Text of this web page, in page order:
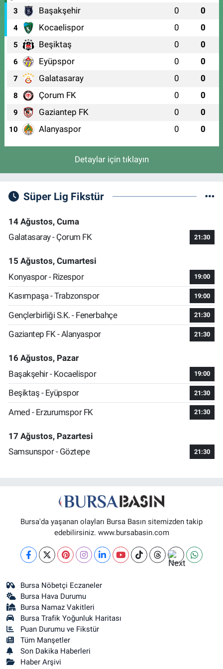
ARİTMİ OSMANGAZİ HASTANESİ ACİL YANI)
0 (224) 251 33 44
3 Başakşehir 0 0
4 Kocaelispor 0 0
5 Beşiktaş 0 0
6 Eyüpspor 0 0
7 Galatasaray 0 0
8 Çorum FK 0 0
9 Gaziantep FK 0 0
10 Alanyaspor 0 0
Detaylar için tıklayın
Süper Lig Fikstür
14 Ağustos, Cuma
Galatasaray - Çorum FK
21:30
15 Ağustos, Cumartesi
Konyaspor - Rizespor
19:00
Kasımpaşa - Trabzonspor 19:00
Gençlerbirliği S.K. - Fenerbahçe 21:30
Gaziantep FK - Alanyaspor 21:30
16 Ağustos, Pazar
Başakşehir - Kocaelispor
19:00
Beşiktaş - Eyüpspor 21:30
Amed - Erzurumspor FK 21:30
17 Ağustos, Pazartesi
Samsunspor - Göztepe
21:30
Bursa'da yaşanan olayları Bursa Basın sitemizden takip
edebilirsiniz. www.bursabasin.com
Bursa Nöbetçi Eczaneler
Bursa Hava Durumu
Bursa Namaz Vakitleri
Bursa Trafik Yoğunluk Haritası
Puan Durumu ve Fikstür
Tüm Manşetler
Son Dakika Haberleri
Haber Arşivi